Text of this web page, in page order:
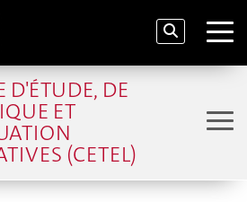
D'ÉTUDE, DE
ET
(CETEL)